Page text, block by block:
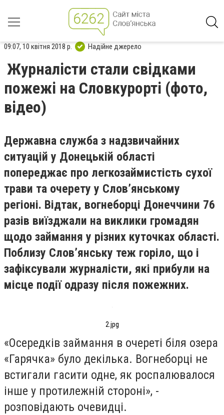
09:07, 10 квітня 2018 р. Надійне джерело
Журналісти стали свідками
пожежі на Словкурорті (фото,
відео)
Державна служба з надзвичайних
ситуацій у Донецькій області
попереджає про легкозаймистість сухої
трави та очерету у Словʼянському
регіоні. Відтак, вогнеборці Донеччини 76
разів виїзджали на виклики громадян
щодо займання у різних куточках області.
Поблизу Словʼянську теж горіло, що і
зафіксували журналісти, які прибули на
місце події одразу після пожежних.
2.jpg
«Осередків займання в очереті біля озера
«Гарячка» було декілька. Вогнеборці не
встигали гасити одне, як роспалювалося
інше у протилежній стороні», -
розповідають очевидці.